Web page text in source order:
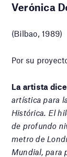
Verónica
(Bilbao, 1989)
Por su
La artista
artística para
Histórica. El
de profundo
metro de
Mundial, para